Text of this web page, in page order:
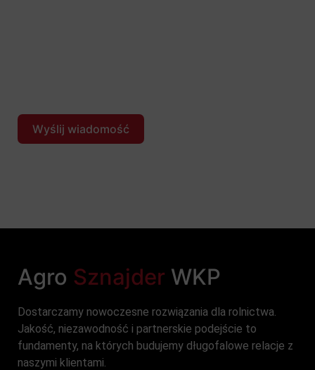
Wyślij wiadomość
Agro Sznajder WKP
Dostarczamy nowoczesne rozwiązania dla rolnictwa.
Jakość, niezawodność i partnerskie podejście to
fundamenty, na których budujemy długofalowe relacje z
naszymi klientami.